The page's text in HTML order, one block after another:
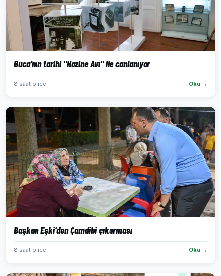
Buca’nın tarihi "Hazine Avı" ile canlanıyor
8 saat önce Oku →
Başkan Eşki’den Çamdibi çıkarması
8 saat önce Oku →